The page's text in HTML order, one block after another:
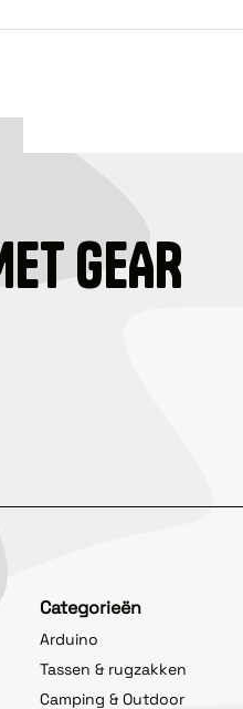
GEAR
Categorieën
Arduino
Tassen & rugzakken
Camping & Outdoor